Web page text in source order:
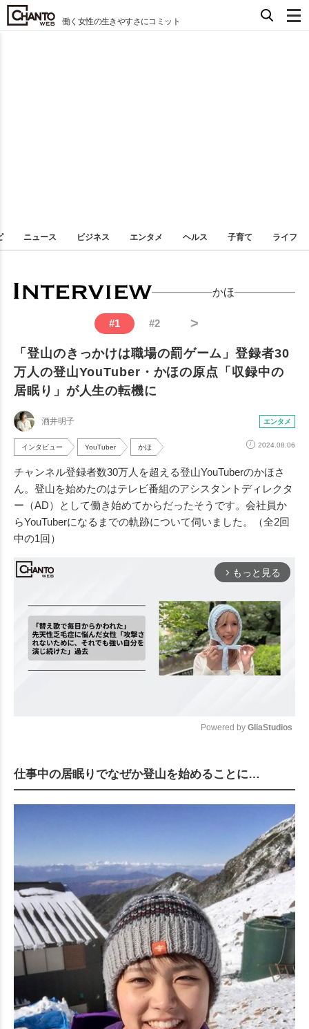
働く女性の生きやすさにコミット
ニュース ビジネス エンタメ ヘルス 子育て ライフ
かほ
#1 #2 >
「登山のきっかけは職場の罰ゲーム」登録者30
万人の登山YouTuber・かほの原点「収録中の
居眠り」が人生の転機に
酒井明子 エンタメ
インタビュー YouTuber かほ 2024.08.06
チャンネル登録者数30万人を超える登山YouTuberのかほさ
ん。登山を始めたのはテレビ番組のアシスタントディレクタ
ー（AD）として働き始めてからだったそうです。会社員か
らYouTuberになるまでの軌跡について伺いました。（全2回
中の1回）
arrow_forward_ios もっと見る
Powered by GliaStudios
仕事中の居眠りでなぜか登山を始めることに…